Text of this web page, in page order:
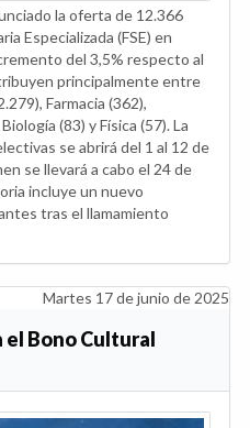
la oferta de 12.366
Especializada (FSE) en
del 3,5% respecto al
principalmente entre
Farmacia (362),
(83) y Física (57). La
se abrirá del 1 al 12 de
se llevará a cabo el 24 de
incluye un nuevo
tras el llamamiento
Martes 17 de junio de 2025
Bono Cultural